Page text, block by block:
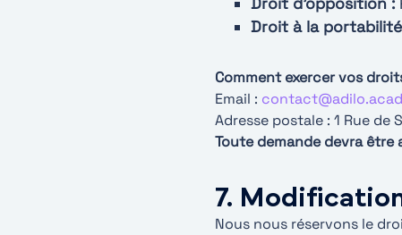
Droit à la
Comment exercer vos
Email :
Adresse postale : 1 Rue de
Toute demande devra
7.
Nous nous réservons le